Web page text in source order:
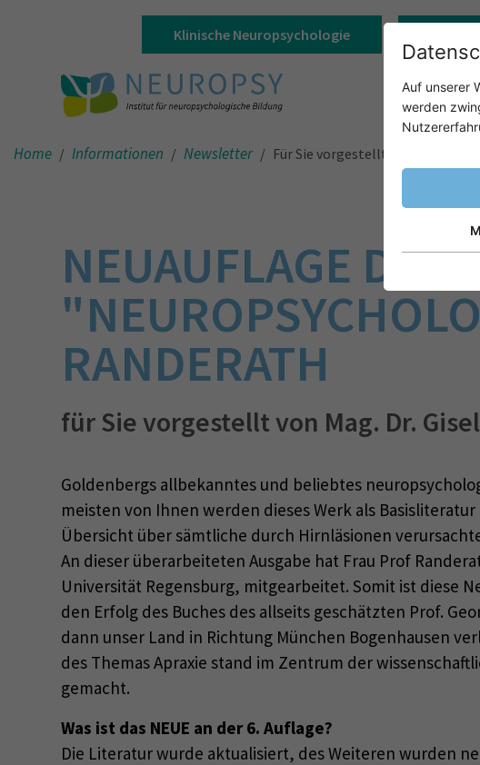
Home Informationen Newsletter Für Sie vorgestellt
NEUAUFLAGE DES
RANDERATH
für Sie vorgestellt von Mag. Dr.
Goldenbergs allbekanntes und beliebtes
meisten von Ihnen werden dieses Werk als
Übersicht über sämtliche durch Hirnläsionen
An dieser überarbeiteten Ausgabe hat Frau Prof
Universität Regensburg, mitgearbeitet. Somit ist diese
den Erfolg des Buches des allseits geschätzten Prof.
dann unser Land in Richtung München Bogenhausen
des Themas Apraxie stand im Zentrum der
gemacht.
Was ist das NEUE an der 6. Auflage?
Die Literatur wurde aktualisiert, des Weiteren wurden
Auf unserer
werden
Klinische Neuropsychologie